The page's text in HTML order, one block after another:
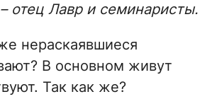
отец Лавр и семинаристы.
нераскаявшиеся
В основном живут
Так как же?